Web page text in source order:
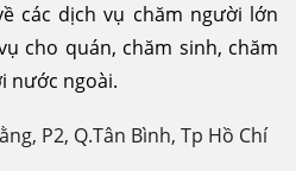
các dịch vụ chăm người lớn
cho quán, chăm sinh, chăm
nước ngoài.
P2, Q.Tân Bình, Tp Hồ Chí